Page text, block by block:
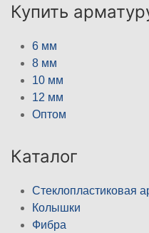
Купить
6 мм
8 мм
10 мм
12 мм
Оптом
Каталог
Стеклопластиковая
Колышки
Фибра